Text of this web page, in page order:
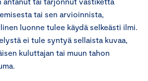
tai sen arvioinnista,
luonne tulee käydä selkeästi ilmi.
ei tule syntyä sellaista kuvaa,
kuluttajan tai muun tahon